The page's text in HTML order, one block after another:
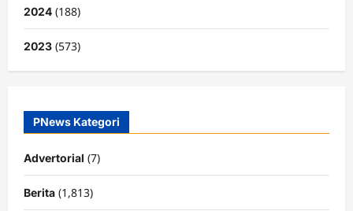
2024 (188)
2023 (573)
PNews Kategori
Advertorial (7)
Berita (1,813)